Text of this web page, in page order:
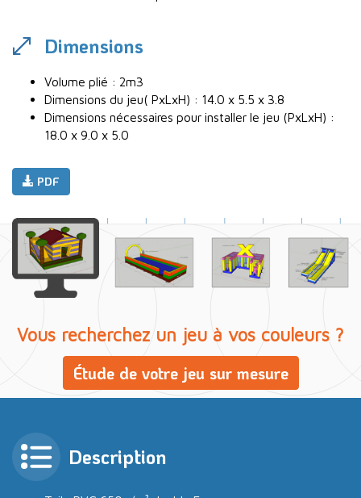
Dimensions
Volume plié : 2m3
Dimensions du jeu( PxLxH) : 14.0 x 5.5 x 3.8
Dimensions nécessaires pour installer le jeu (PxLxH) :
18.0 x 9.0 x 5.0
PDF
Vous recherchez un jeu à vos couleurs ?
Étude de votre jeu sur mesure
Description